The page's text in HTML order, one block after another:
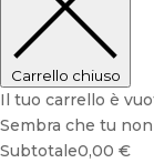
Carrello chiuso
Il tuo carrello è
Sembra che tu
Subtotale0,00 €